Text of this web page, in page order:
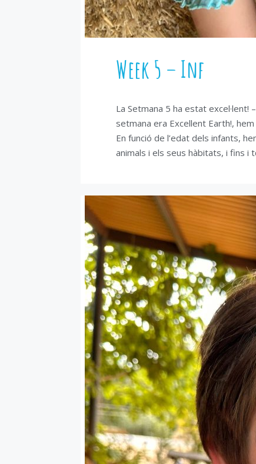
Week 5 – Inf
La Setmana 5 ha estat
setmana era Excellent Earth!,
En funció de l’edat dels infants,
animals i els seus hàbitats, i fins i